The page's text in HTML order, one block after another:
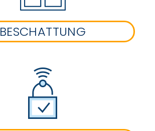
BESCHATTUNG